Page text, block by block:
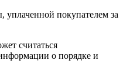
уплаченной покупателем за
считаться
о порядке и